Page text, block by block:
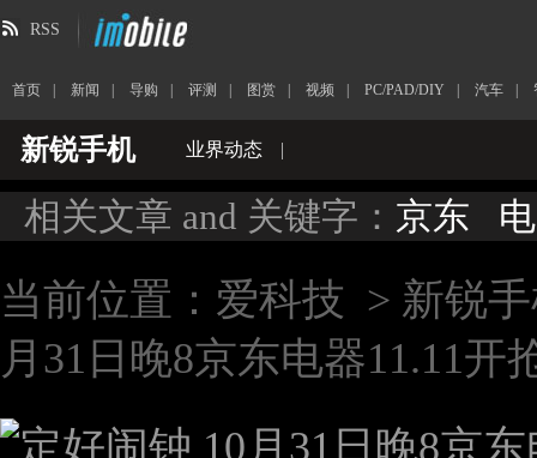
RSS
首页 新闻 导购 评测 图赏 视频 PC/PAD/DIY 汽车
新锐手机 业界动态 |
相关文章 and 关键字： 京东
当前位置： 爱科技 > 新锐
月31日晚8京东电器11.11开